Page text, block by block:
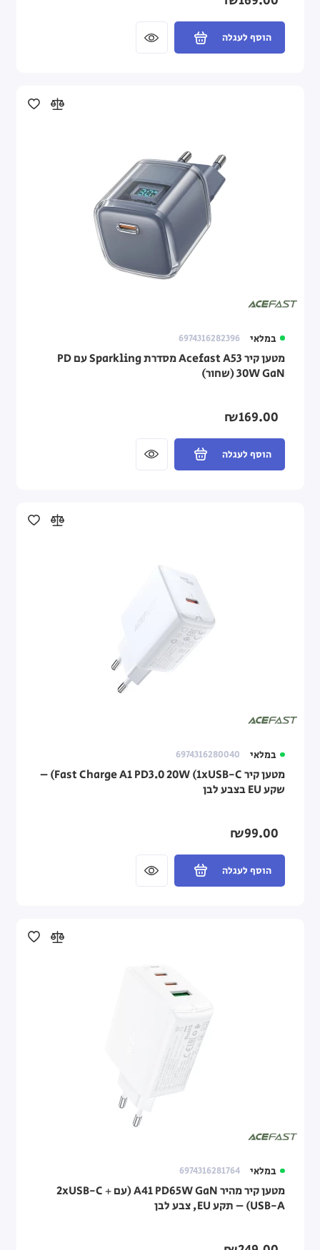
הוסף לעגלה
במלאי 6974316282396
מטען קיר Acefast A53 מסדרת Sparkling עם PD
30W GaN (שחור)
₪169.00
הוסף לעגלה
במלאי 6974316280040
מטען קיר Fast Charge A1 PD3.0 20W (1xUSB-C) –
שקע EU בצבע לבן
₪99.00
הוסף לעגלה
במלאי 6974316281764
מטען קיר מהיר A41 PD65W GaN (עם 2xUSB-C +
USB-A) – תקע EU, צבע לבן